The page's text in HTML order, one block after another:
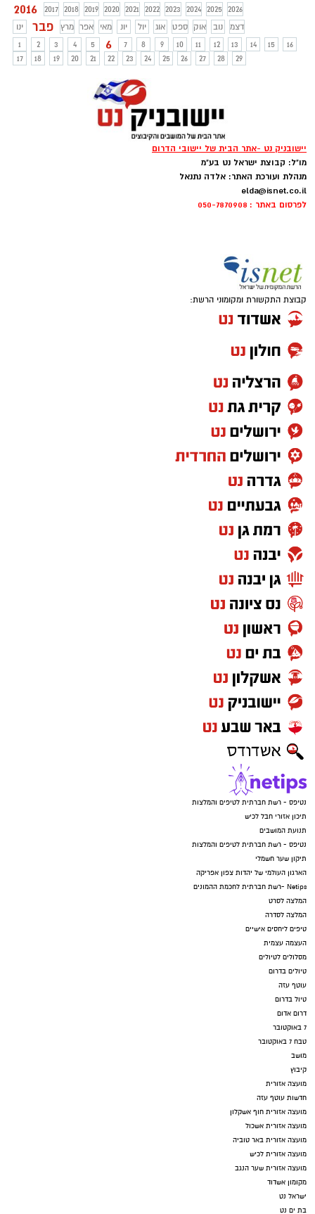
2016 2017 2018 2019 2020 2021 2022 2023 2024 2025
2026
ינו
פבר מרץ אפר מאי יונ יול אוג ספט אוק נוב
דצמ
1
2 3 4 5 6 7 8 9 10 11 12 13 14 15
16
17
18 19 20 21 22 23 24 25 26 27 28 29
יישובניק נט -אתר הבית של יישובי הדרום
מו"ל: קבוצת ישראל נט בע"מ
מנהלת ועורכת האתר: אלדה נתנאל
elda@isnet.co.il
לפרסום באתר : 050-7870908
קבוצת התקשורת ומקומוני הרשת:
נטיפס - רשת חברתית לטיפים והמלצות
תיכון אזורי חבל לכיש
תנועת המושבים
נטיפס - רשת חברתית לטיפים והמלצות
תיקון שער חשמלי
הארגון העולמי של יהדות צפון אפריקה
Netips -רשת חברתית לחכמת ההמונים
המלצה לסרט
המלצה לסדרה
טיפים ליחסים אישיים
העצמה עצמית
מסלולים לטיולים
טיולים בדרום
עוטף עזה
טיול בדרום
דרום אדום
7 באוקטובר
טבח 7 באוקטובר
מושב
קיבוץ
מועצה אזורית
חדשות עוטף עזה
מועצה אזורית חוף אשקלון
מועצה אזורית אשכול
מועצה אזורית באר טוביה
מועצה אזורית לכיש
מועצה אזורית שער הנגב
מקומון אשדוד
ישראל נט
בת ים נט